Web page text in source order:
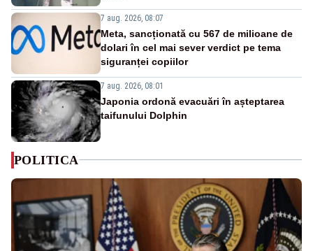
7 aug. 2026, 08:07
Meta, sancționată cu 567 de milioane de
dolari în cel mai sever verdict pe tema
siguranței copiilor
7 aug. 2026, 08:01
Japonia ordonă evacuări în așteptarea
taifunului Dolphin
POLITICA